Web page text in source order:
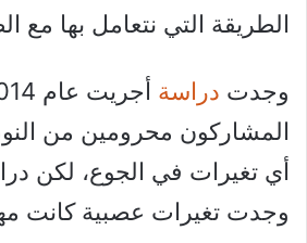
الطريقة التي نتعامل بها مع
وجدت دراسة
المشاركون محرومين من
أي تغيرات في الجوع، لكن
وجدت تغيرات عصبية كانت